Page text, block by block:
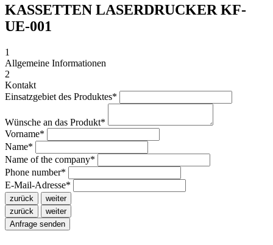
KASSETTEN LASERDRUCKER KF-
UE-001
1
Allgemeine Informationen
2
Kontakt
Einsatzgebiet des Produktes*
Wünsche an das Produkt*
Vorname*
Name*
Name of the company*
Phone number*
E-Mail-Adresse*
zurück
weiter
zurück
weiter
Anfrage senden